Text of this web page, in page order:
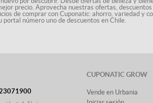
precio. Aprovecha nuestras ofertas,
de comprar con Cuponatic: ahorro, variedad y
número uno de descuentos en Chile.
CUPONATIC GROW
Vende en Urbania